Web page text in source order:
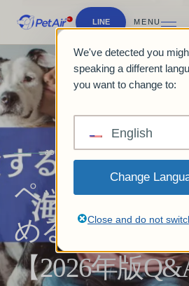
LINE MENU
JOURNAL & GUIDES
ペットと海外
める7つの準
【2026年版
We've detected you
speaking a different
you want to change to:
English
Change
Close and do not